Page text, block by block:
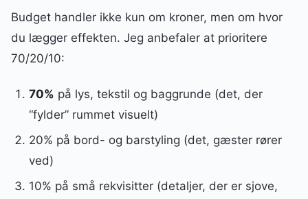
Budget handler ikke kun om kroner, men om hvor
du lægger effekten. Jeg anbefaler at prioritere
70/20/10:
70% på lys, tekstil og baggrunde (det, der
“fylder” rummet visuelt)
20% på bord- og barstyling (det, gæster rører
ved)
10% på små rekvisitter (detaljer, der er sjove,